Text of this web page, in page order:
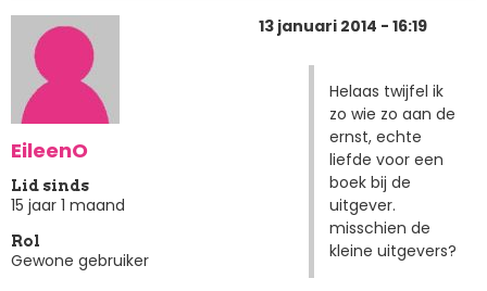
EileenO
Lid sinds
15 jaar 1 maand
Rol
Gewone gebruiker
13 januari 2014 - 16:19
Helaas twijfel ik
zo wie zo aan de
ernst, echte
liefde voor een
boek bij de
uitgever.
misschien de
kleine uitgevers?